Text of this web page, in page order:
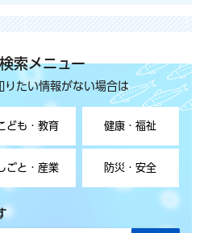
索メニュー
りたい情報がない場合は
ども・教育 健康・福祉
ごと・産業 防災・安全